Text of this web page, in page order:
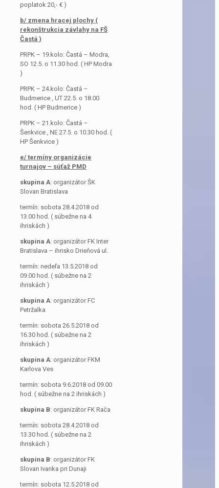
poplatok 20,- € )
b/ zmena hracej plochy (
rekonštrukcia závlahy na FŠ
Častá )
PRPK – 19.kolo: Častá – Modra,
SO 12.5. o 11.30 hod. ( HP Modra
)
PRPK – 24.kolo: Častá –
Budmerice , UT 22.5. o 18.00
hod. ( HP Budmerice )
PRPK – 21.kolo: Častá –
Šenkvice , NE 27.5. o 10.30 hod. (
HP Šenkvice )
e/ termíny organizácie
turnajov – súťaž PMD
skupina A: organizátor ŠK
Slovan Bratislava
termín: sobota 28.4.2018 od
13.00 hod. ( súbežne na 4
ihriskách )
skupina A: organizátor FK Inter
Bratislava – ihrisko Drieňová ul.
termín: nedeľa 13.5.2018 od
09.00 hod. ( súbežne na 2
ihriskách )
skupina A: organizátor FC
Petržalka
termín: sobota 26.5.2018 od
16.30 hod. ( súbežne na 2
ihriskách )
skupina A: organizátor FKM
Karlova Ves
termín: sobota 9.6.2018 od 09.00
hod. ( súbežne na 2 ihriskách )
skupina B: organizátor FK Rača
termín: sobota 28.4.2018 od
13.30 hod. ( súbežne na 2
ihriskách )
skupina B: organizátor FK
Slovan Ivanka pri Dunaji
termín: sobota 12.5.2018 od